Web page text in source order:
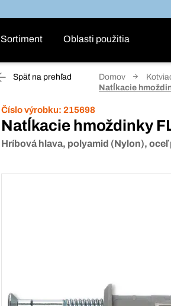
Sortiment Oblasti použitia
Späť na prehľad Domov
Natĺkacie
Číslo výrobku: 215698
Natĺkacie hmoždinky
Hríbová hlava, polyamid (Nylon),